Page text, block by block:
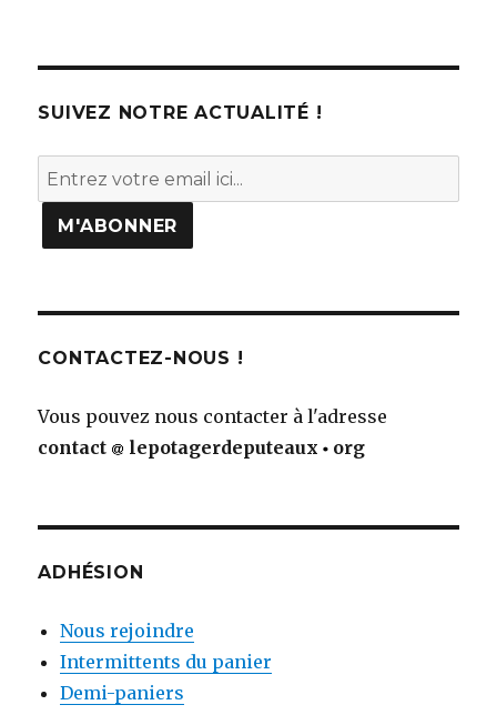
SUIVEZ NOTRE ACTUALITÉ !
CONTACTEZ-NOUS !
Vous pouvez nous contacter à l'adresse
contact
lepotagerdeputeaux org
ADHÉSION
Nous rejoindre
Intermittents du panier
Demi-paniers